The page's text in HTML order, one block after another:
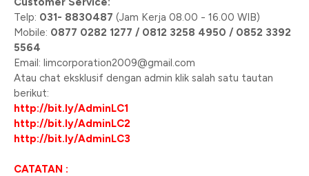
Telp: 031- 8830487 (Jam Kerja 08.00 - 16.00 WIB)
Mobile: 0877 0282 1277 / 0812 3258 4950 / 0852 3392
5564
Email: limcorporation2009@gmail.com
Atau chat eksklusif dengan admin klik salah satu tautan
berikut:
http://bit.ly/AdminLC1
http://bit.ly/AdminLC2
http://bit.ly/AdminLC3
CATATAN :